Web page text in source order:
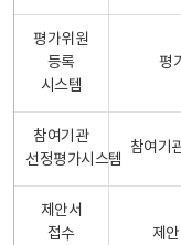
평가위원
등록
시스템
평
참여기관
선정평가시스템
참여기
제안서
접수
제